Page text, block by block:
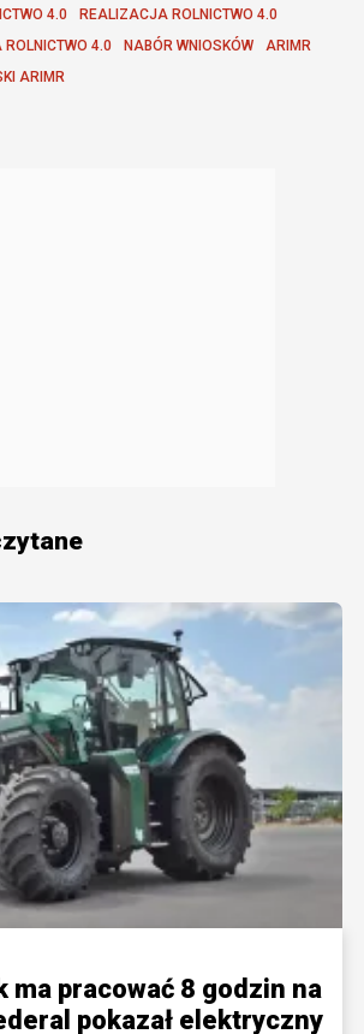
4.0
REALIZACJA ROLNICTWO 4.0
ROLNICTWO 4.0
NABÓR WNIOSKÓW
ARIMR
ARIMR
ma pracować 8 godzin na
pokazał elektryczny